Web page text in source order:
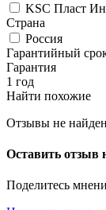
KSC Пласт
Страна
Россия
Гарантийный
Гарантия
1 год
Найти похожие
Отзывы не
Оставить отзыв
Поделитесь